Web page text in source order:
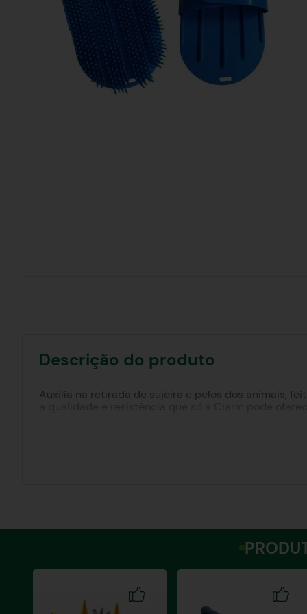
Descrição do produto
Auxilia na retirada de sujeira e pelos dos animais,